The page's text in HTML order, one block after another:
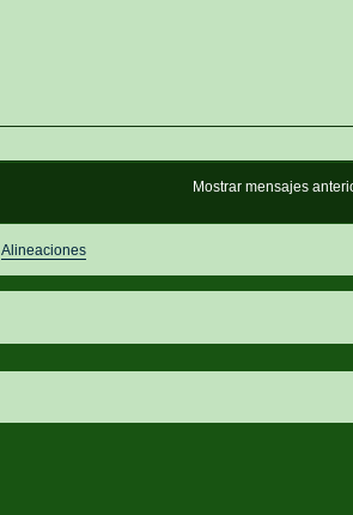
Mostrar mensajes
Alineaciones